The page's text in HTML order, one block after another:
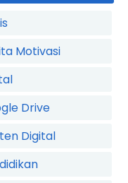
Motivasi
Drive
Digital